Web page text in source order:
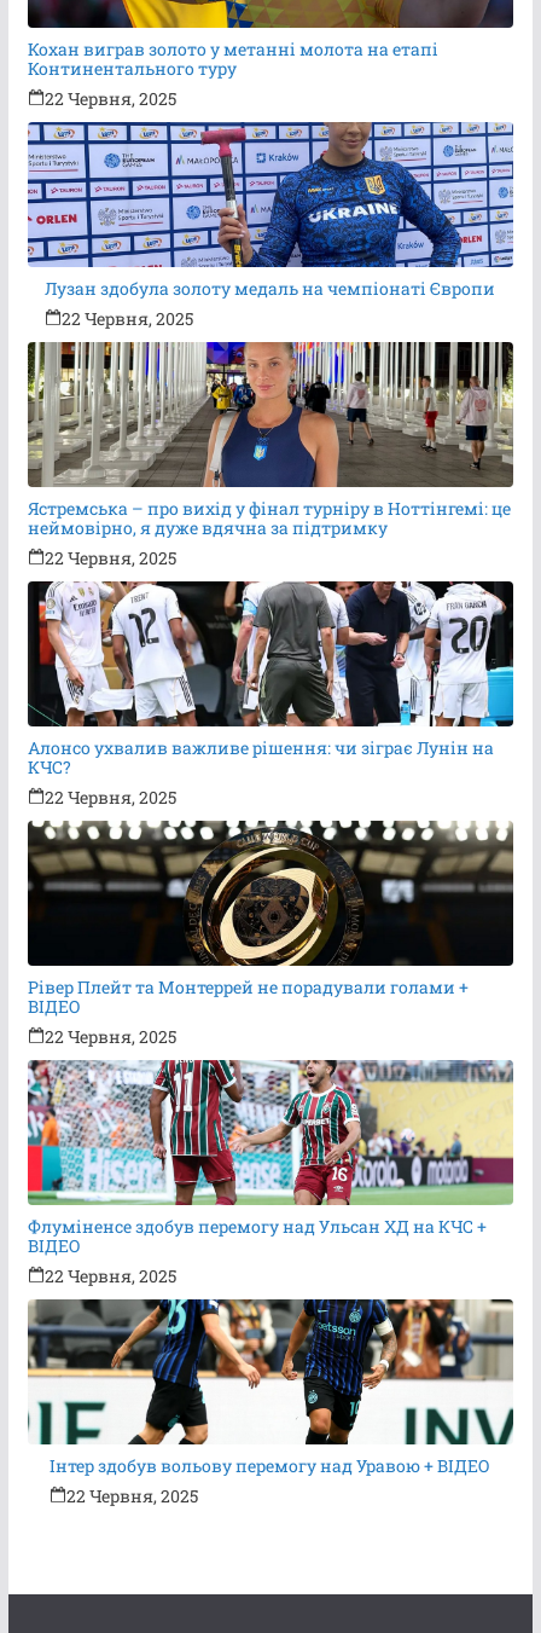
Кохан виграв золото у метанні молота на етапі
Континентального туру
22 Червня, 2025
Лузан здобула золоту медаль на чемпіонаті Європи
22 Червня, 2025
Ястремська – про вихід у фінал турніру в Ноттінгемі: це
неймовірно, я дуже вдячна за підтримку
22 Червня, 2025
Алонсо ухвалив важливе рішення: чи зіграє Лунін на
КЧС?
22 Червня, 2025
Рівер Плейт та Монтеррей не порадували голами +
ВІДЕО
22 Червня, 2025
Флуміненсе здобув перемогу над Ульсан ХД на КЧС +
ВІДЕО
22 Червня, 2025
Інтер здобув вольову перемогу над Уравою + ВІДЕО
22 Червня, 2025